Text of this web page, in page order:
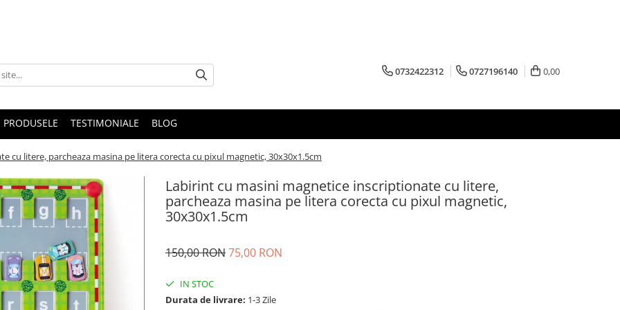
0732422312 0727196140 0,00
TESTIMONIALE BLOG
cu litere, parcheaza masina pe litera corecta cu pixul magnetic, 30x30x1.5cm
Labirint cu masini magnetice inscriptionate cu litere,
parcheaza masina pe litera corecta cu pixul magnetic,
30x30x1.5cm
150,00 RON75,00 RON
IN STOC
Durata de livrare: 1-3 Zile